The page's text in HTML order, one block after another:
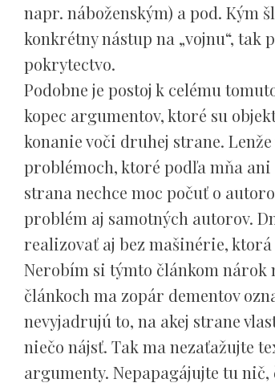
napr. náboženským) a pod. Kým
konkrétny nástup na „vojnu“, tak
pokrytectvo.
Podobne je postoj k celému
kopec argumentov, ktoré su
konanie voči druhej strane.
problémoch, ktoré podľa mňa
strana nechce moc počuť o
problém aj samotných autorov.
realizovať aj bez mašinérie,
Nerobím si týmto článkom nárok
článkoch ma zopár dementov
nevyjadrujú to, na akej strane
niečo nájsť. Tak ma nezaťažujte
argumenty. Nepapagájujte tu nič,